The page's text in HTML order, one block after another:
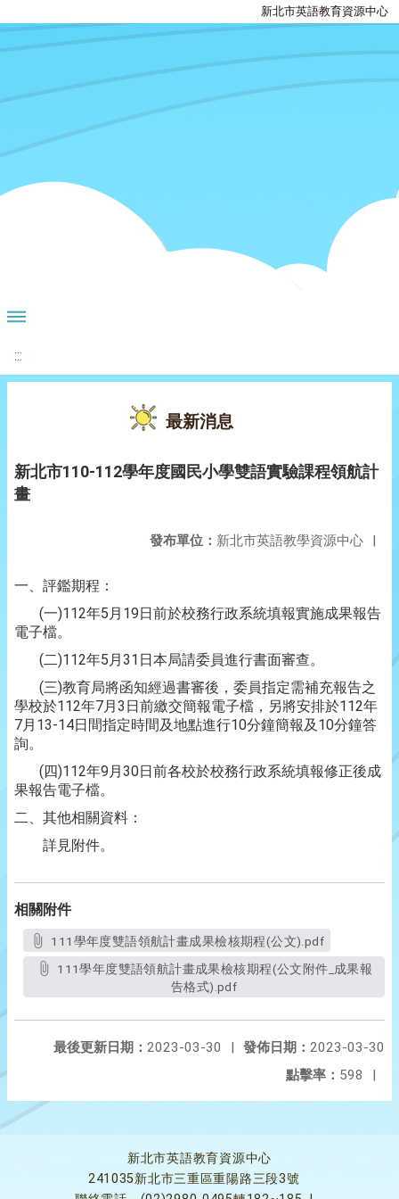
新北市英語教育資源中心
:::
最新消息
新北市110-112學年度國民小學雙語實驗課程領航計
畫
發布單位： 新北市英語教學資源中心 |
一、評鑑期程：
(一)112年5月19日前於校務行政系統填報實施成果報告
電子檔。
(二)112年5月31日本局請委員進行書面審查。
(三)教育局將函知經過書審後，委員指定需補充報告之
學校於112年7月3日前繳交簡報電子檔，另將安排於112年
7月13-14日間指定時間及地點進行10分鐘簡報及10分鐘答
詢。
(四)112年9月30日前各校於校務行政系統填報修正後成
果報告電子檔。
二、其他相關資料：
詳見附件。
相關附件
111學年度雙語領航計畫成果檢核期程(公文).pdf
告格式).pdf
發佈日期： 2023-03-30
最後更新日期： 2023-03-30
|
點擊率： 598 |
新北市英語教育資源中心
241035新北市三重區重陽路三段3號